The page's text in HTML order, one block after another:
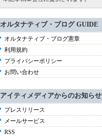
オルタナティブ・ブログ GUIDE
オルタナティブ・ブログ憲章
利用規約
プライバシーポリシー
お問い合わせ
アイティメディアからのお知らせ
プレスリリース
メールサービス
RSS